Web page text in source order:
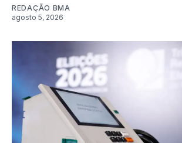
REDAÇÃO BMA
agosto 5, 2026